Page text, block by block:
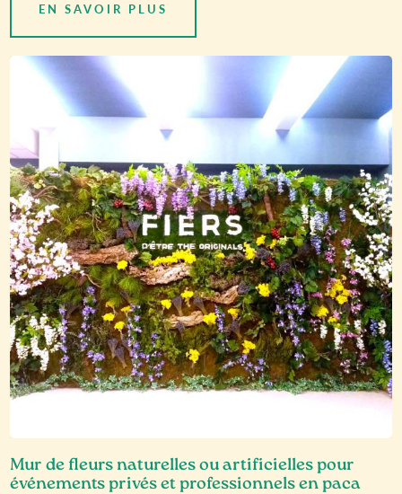
EN SAVOIR PLUS
Mur de fleurs naturelles ou artificielles pour
événements privés et professionnels en paca